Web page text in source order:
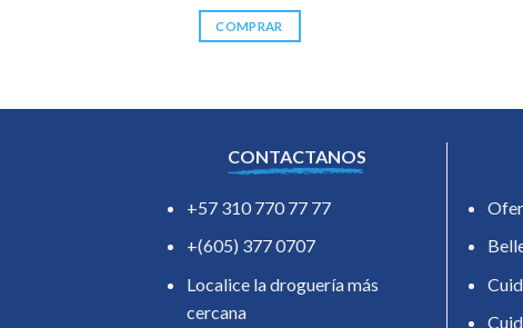
COMPRAR
CONTACTANOS
+57 310 770 77 77
+(605) 377 0707
Localice la droguería más
cercana